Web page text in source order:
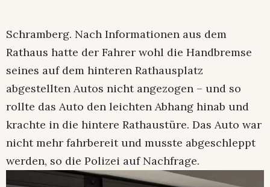
Schramberg. Nach Informationen aus dem
Rathaus hatte der Fahrer wohl die Handbremse
seines auf dem hinteren Rathausplatz
abgestellten Autos nicht angezogen – und so
rollte das Auto den leichten Abhang hinab und
krachte in die hintere Rathaustüre. Das Auto war
nicht mehr fahrbereit und musste abgeschleppt
werden, so die Polizei auf Nachfrage.